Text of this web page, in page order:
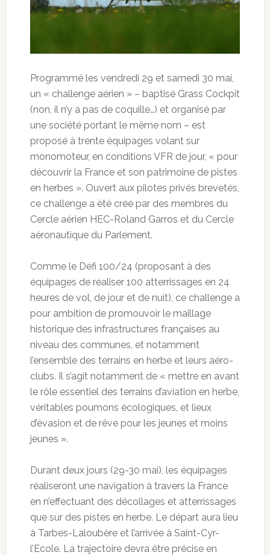
Programmé les vendredi 29 et samedi 30 mai,
un « challenge aérien » – baptisé Grass Cockpit
(non, il n’y a pas de coquille…) et organisé par
une société portant le même nom – est
proposé à trente équipages volant sur
monomoteur, en conditions VFR de jour, « pour
découvrirla France et son patrimoine de pistes
en herbes ». Ouvert aux pilotes privés brevetés,
ce challenge a été créé par des membres du
Cercle aérien HEC-Roland Garros et du Cercle
aéronautique du Parlement.
Comme le Défi 100/24 (proposant à des
équipages de réaliser 100 atterrissages en 24
heures de vol, de jour et de nuit), ce challenge a
pour ambition de promouvoir le maillage
historique des infrastructures françaises au
niveau des communes, et notamment
l’ensemble des terrains en herbe et leurs aéro-
clubs. Il s’agit notamment de « mettre en avant
le rôle essentiel des terrains d’aviation en herbe,
véritables poumons écologiques, et lieux
d’évasion et de rêve pour les jeunes et moins
jeunes ».
Durant deux jours (29-30 mai), les équipages
réaliseront une navigation à travers la France
en n’effectuant des décollages et atterrissages
que sur des pistes en herbe. Le départ aura lieu
à Tarbes-Laloubère et l’arrivée à Saint-Cyr-
l’Ecole. La trajectoire devra être précise en